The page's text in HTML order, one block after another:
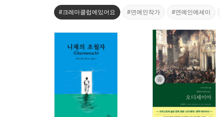
#크레마클럽에있어요 #연예인작가 #연예인에세이